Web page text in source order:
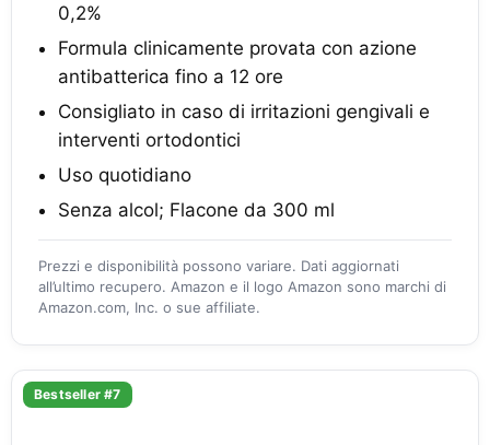
0,2%
Formula clinicamente provata con azione
antibatterica fino a 12 ore
Consigliato in caso di irritazioni gengivali e
interventi ortodontici
Uso quotidiano
Senza alcol; Flacone da 300 ml
Prezzi e disponibilità possono variare. Dati aggiornati
all’ultimo recupero. Amazon e il logo Amazon sono marchi di
Amazon.com, Inc. o sue affiliate.
Bestseller #7